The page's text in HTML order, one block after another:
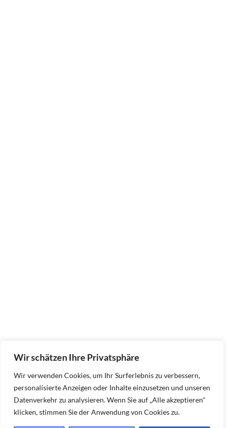
Wir schätzen Ihre Privatsphäre
Wir verwenden Cookies, um Ihr Surferlebnis zu verbessern,
personalisierte Anzeigen oder Inhalte einzusetzen und unseren
Datenverkehr zu analysieren. Wenn Sie auf „Alle akzeptieren"
klicken, stimmen Sie der Anwendung von Cookies zu.